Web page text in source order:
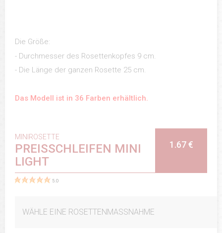
Die Größe:
- Durchmesser des Rosettenkopfes 9 cm.
- Die Länge der ganzen Rosette 25 cm.
Das Modell ist in 36 Farben erhältlich.
MINIROSETTE
PREISSCHLEIFEN MINI
LIGHT
1.67 €
5.0
WÄHLE EINE ROSETTENMASSNAHME